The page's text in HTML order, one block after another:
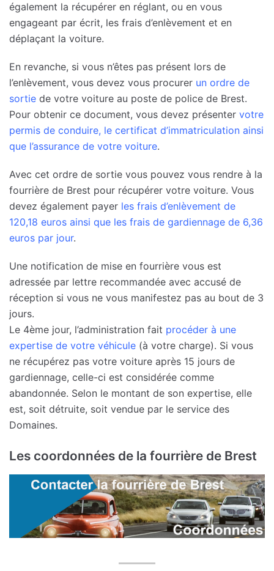
également la récupérer en réglant, ou en vous
engageant par écrit, les frais d’enlèvement et en
déplaçant la voiture.
En revanche, si vous n’êtes pas présent lors de
l’enlèvement, vous devez vous procurer un ordre de
sortie de votre voiture au poste de police de Brest.
Pour obtenir ce document, vous devez présenter votre
permis de conduire, le certificat d’immatriculation ainsi
que l’assurance de votre voiture.
Avec cet ordre de sortie vous pouvez vous rendre à la
fourrière de Brest pour récupérer votre voiture. Vous
devez également payer les frais d’enlèvement de
120,18 euros ainsi que les frais de gardiennage de 6,36
euros par jour.
Une notification de mise en fourrière vous est
adressée par lettre recommandée avec accusé de
réception si vous ne vous manifestez pas au bout de 3
jours.
Le 4ème jour, l’administration fait procéder à une
expertise de votre véhicule (à votre charge). Si vous
ne récupérez pas votre voiture après 15 jours de
gardiennage, celle-ci est considérée comme
abandonnée. Selon le montant de son expertise, elle
est, soit détruite, soit vendue par le service des
Domaines.
Les coordonnées de la fourrière de Brest